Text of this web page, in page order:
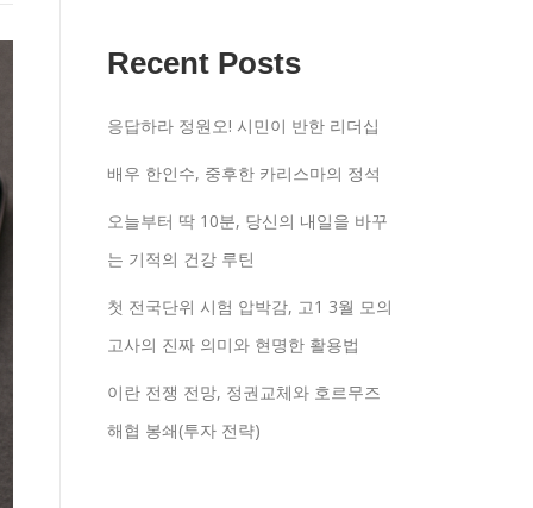
Recent Posts
응답하라 정원오! 시민이 반한 리더십
배우 한인수, 중후한 카리스마의 정석
오늘부터 딱 10분, 당신의 내일을 바꾸
는 기적의 건강 루틴
첫 전국단위 시험 압박감, 고1 3월 모의
고사의 진짜 의미와 현명한 활용법
이란 전쟁 전망, 정권교체와 호르무즈
해협 봉쇄(투자 전략)